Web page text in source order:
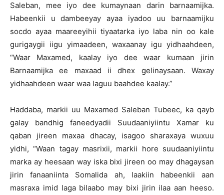
Saleban, mee iyo dee kumaynaan darin barnaamijka.
Habeenkii u dambeeyay ayaa iyadoo uu barnaamijku
socdo ayaa maareeyihii tiyaatarka iyo laba nin oo kale
gurigaygii iigu yimaadeen, waxaanay igu yidhaahdeen,
“Waar Maxamed, kaalay iyo dee waar kumaan jirin
Barnaamijka ee maxaad ii dhex gelinaysaan. Waxay
yidhaahdeen waar waa laguu baahdee kaalay.”
Haddaba, markii uu Maxamed Saleban Tubeec, ka qayb
galay bandhig faneedyadii Suudaaniyiintu Xamar ku
qaban jireen maxaa dhacay, isagoo sharaxaya wuxuu
yidhi, “Waan tagay masrixii, markii hore suudaaniyiintu
marka ay heesaan way iska bixi jireen oo may dhagaysan
jirin fanaaniinta Somalida ah, laakiin habeenkii aan
masraxa imid laga bilaabo may bixi jirin ilaa aan heeso.